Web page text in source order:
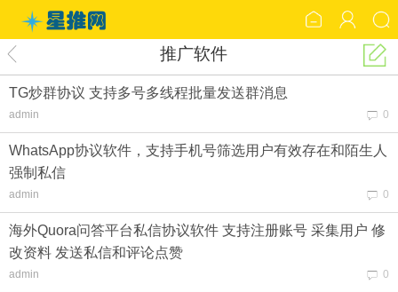
推广软件
0
TG炒群协议 支持多号多线程批量发送群消息
admin
0
WhatsApp协议软件，支持手机号筛选用户有效存在和陌生人
强制私信
admin
0
海外Quora问答平台私信协议软件 支持注册账号 采集用户 修
改资料 发送私信和评论点赞
admin